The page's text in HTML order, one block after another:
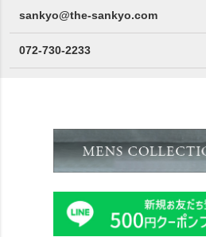
sankyo@the-sankyo.com
072-730-2233